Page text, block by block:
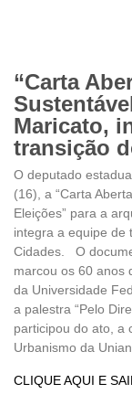
“Carta
Maricato,
transição
O deputado
(16), a “Carta
Eleições” para a
integra a equipe de
Cidades. O
marcou os 60 anos
da Universidade
a palestra “Pelo
participou do ato, a
Urbanismo da
CLIQUE AQUI E